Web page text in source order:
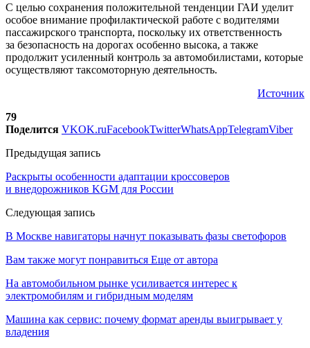
С целью сохранения положительной тенденции ГАИ уделит
особое внимание профилактической работе с водителями
пассажирского транспорта, поскольку их ответственность
за безопасность на дорогах особенно высока, а также
продолжит усиленный контроль за автомобилистами, которые
осуществляют таксомоторную деятельность.
Источник
79
Поделится VKOK.ruFacebookTwitterWhatsAppTelegramViber
Предыдущая запись
Раскрыты особенности адаптации кроссоверов
и внедорожников KGM для России
Следующая запись
В Москве навигаторы начнут показывать фазы светофоров
Вам также могут понравиться Еще от автора
На автомобильном рынке усиливается интерес к
электромобилям и гибридным моделям
Машина как сервис: почему формат аренды выигрывает у
владения